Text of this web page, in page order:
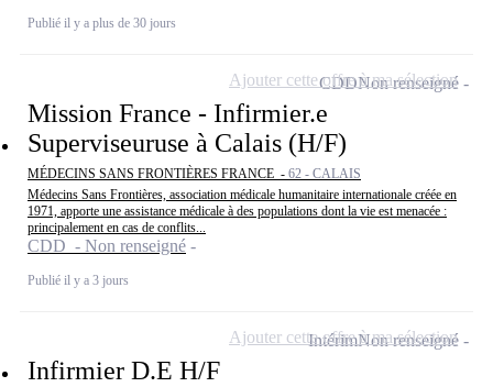
Publié il y a plus de 30 jours
Mission France - Infirmier.e
Superviseuruse à Calais (H/F)
MÉDECINS SANS FRONTIÈRES FRANCE - 62 - CALAIS
Médecins Sans Frontières, association médicale humanitaire internationale créée en
1971, apporte une assistance médicale à des populations dont la vie est menacée :
principalement en cas de conflits...
CDD - Non renseigné
Publié il y a 3 jours
CDDNon renseigné
Ajouter cette offre à ma sélection
Infirmier D.E H/F
IntérimNon renseigné
Ajouter cette offre à ma sélection